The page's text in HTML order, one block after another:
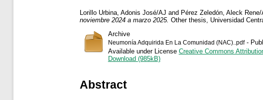
Lorillo Urbina, Adonis José/AJ and Pérez Zeledón, Aleck Rene/
noviembre 2024 a marzo 2025. Other thesis, Universidad
Archive
Neumonía Adquirida En La Comunidad (NAC)..pdf-
Available under License Creative Commons
Download (985kB)
Abstract